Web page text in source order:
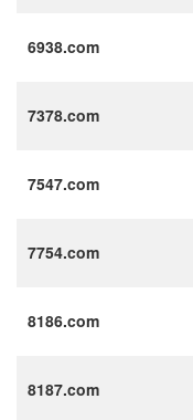
6938.com
7378.com
7547.com
7754.com
8186.com
8187.com